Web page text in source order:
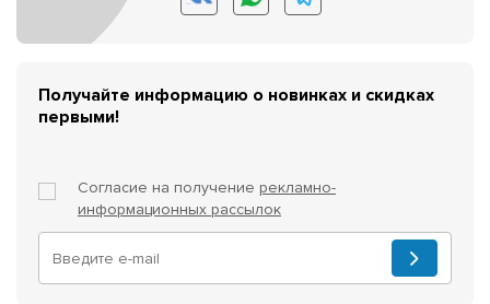
Получайте информацию о новинках и скидках
первыми!
Согласие на получение рекламно-
информационных рассылок